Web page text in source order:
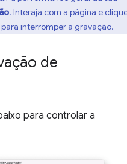
. Interaja com a página e
interromper a gravação.
de
para controlar a